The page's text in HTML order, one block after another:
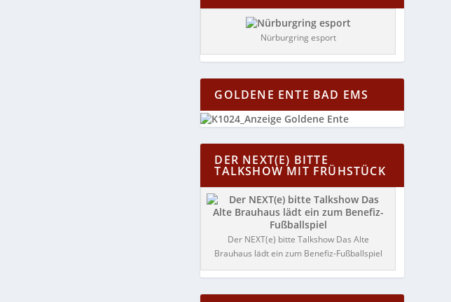
Nürburgring esport
GOLDENE ENTE BAD EMS
DER NEXT(E) BITTE
TALKSHOW MIT FRÜHSTÜCK
Der NEXT(e) bitte Talkshow Das Alte
Brauhaus lädt ein zum Benefiz-Fußballspiel